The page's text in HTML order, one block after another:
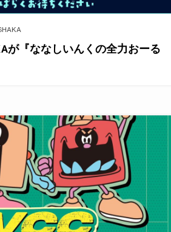
が『ななしいんくの全力おーる